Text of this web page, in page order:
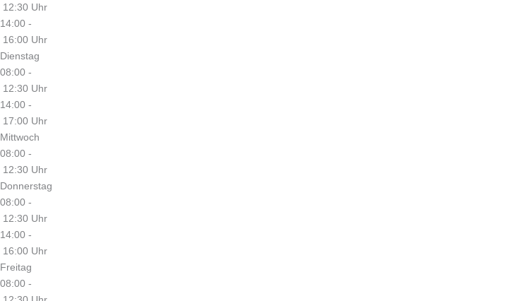
12:30 Uhr
14:00 -
16:00 Uhr
Dienstag
08:00 -
12:30 Uhr
14:00 -
17:00 Uhr
Mittwoch
08:00 -
12:30 Uhr
Donnerstag
08:00 -
12:30 Uhr
14:00 -
16:00 Uhr
Freitag
08:00 -